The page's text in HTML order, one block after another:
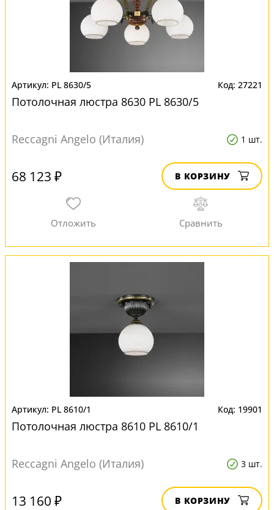
PL 8630/5 27221
Потолочная люстра 8630 PL 8630/5
Reccagni Angelo (Италия) 1 шт.
68 123 ₽ В КОРЗИНУ
PL 8610/1 19901
Потолочная люстра 8610 PL 8610/1
Reccagni Angelo (Италия) 3 шт.
13 160 ₽ В КОРЗИНУ